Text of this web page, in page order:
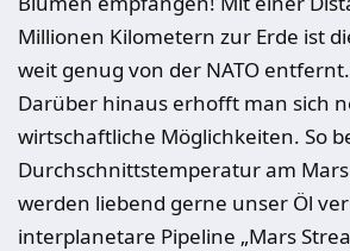
Millionen Kilometern zur Erde ist
weit genug von der NATO
Darüber hinaus erhofft man sich
wirtschaftliche Möglichkeiten. So
Durchschnittstemperatur am Mars
werden liebend gerne unser Öl
inter­pla­ne­tare Pipeline „Mars